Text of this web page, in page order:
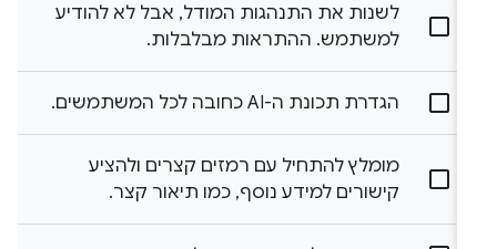
לשנות את התנהגות המודל, אבל לא להודיע
למשתמש. ההתראות מבלבלות.
הגדרת תכונת ה-AI כחובה לכל המשתמשים.
מומלץ להתחיל עם רמזים קצרים ולהציע
קישורים למידע נוסף, כמו תיאור קצר.